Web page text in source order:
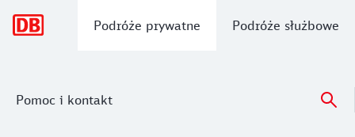
Podróże prywatne Podróże służbowe
Pomoc i kontakt